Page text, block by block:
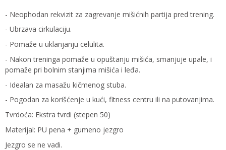
- Neophodan rekvizit za zagrevanje mišićnih partija pred trening.
- Ubrzava cirkulaciju.
- Pomaže u uklanjanju celulita.
- Nakon treninga pomaže u opuštanju mišića, smanjuje upale, i
pomaže pri bolnim stanjima mišića i leđa.
- Idealan za masažu kičmenog stuba.
- Pogodan za korišćenje u kući, fitness centru ili na putovanjima.
Tvrdoća: Ekstra tvrdi (stepen 50)
Materijal: PU pena + gumeno jezgro
Jezgro se ne vadi.